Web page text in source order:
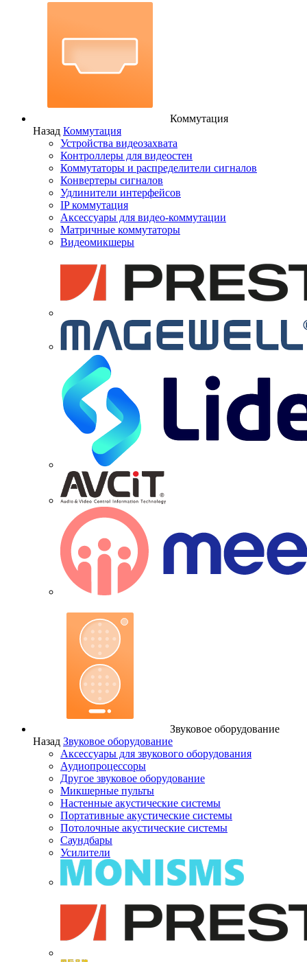
Коммутация
Назад Коммутация
Устройства видеозахвата
Контроллеры для видеостен
Коммутаторы и распределители сигналов
Конвертеры сигналов
Удлинители интерфейсов
IP коммутация
Аксессуары для видео-коммутации
Матричные коммутаторы
Видеомикшеры
Звуковое оборудование
Назад Звуковое оборудование
Аксессуары для звукового оборудования
Аудиопроцессоры
Другое звуковое оборудование
Микшерные пульты
Настенные акустические системы
Портативные акустические системы
Потолочные акустические системы
Саундбары
Усилители